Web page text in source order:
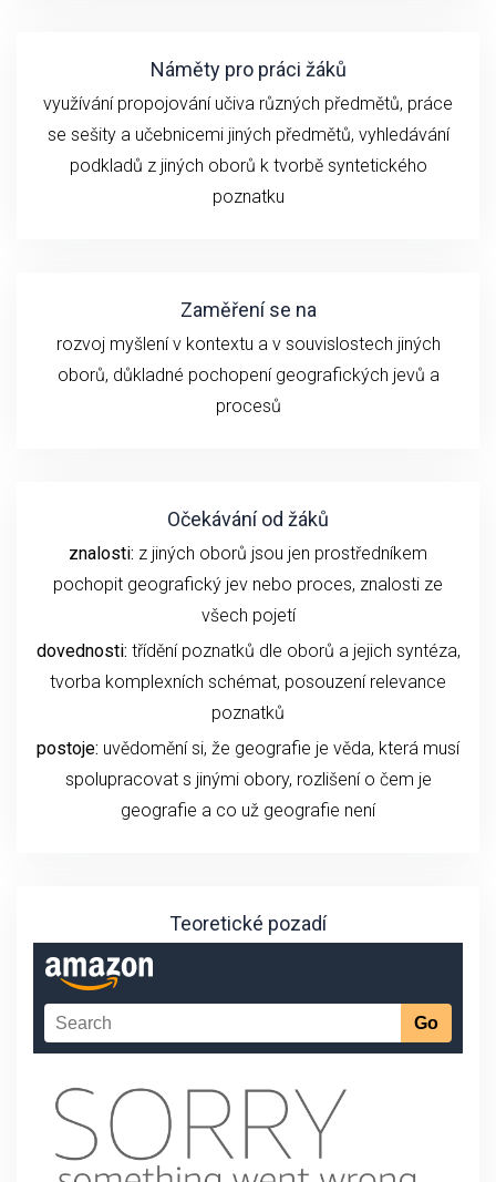
Náměty pro práci žáků
využívání propojování učiva různých předmětů, práce
se sešity a učebnicemi jiných předmětů, vyhledávání
podkladů z jiných oborů k tvorbě syntetického
poznatku
Zaměření se na
rozvoj myšlení v kontextu a v souvislostech jiných
oborů, důkladné pochopení geografických jevů a
procesů
Očekávání od žáků
znalosti: z jiných oborů jsou jen prostředníkem
pochopit geografický jev nebo proces, znalosti ze
všech pojetí
dovednosti: třídění poznatků dle oborů a jejich syntéza,
tvorba komplexních schémat, posouzení relevance
poznatků
postoje: uvědomění si, že geografie je věda, která musí
spolupracovat s jinými obory, rozlišení o čem je
geografie a co už geografie není
Teoretické pozadí